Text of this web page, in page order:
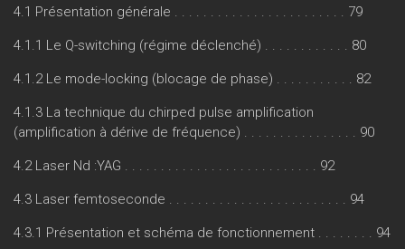
4.1 Présentation générale . . . . . . . . . . . . . . . . . . . . . . . . 79
4.1.1 Le Q-switching (régime déclenché) . . . . . . . . . . . . 80
4.1.2 Le mode-locking (blocage de phase) . . . . . . . . . . . 82
4.1.3 La technique du chirped pulse amplification
(amplification à dérive de fréquence) . . . . . . . . . . . . . . . . 90
4.2 Laser Nd :YAG . . . . . . . . . . . . . . . . . . . . . . . . . . . 92
4.3 Laser femtoseconde . . . . . . . . . . . . . . . . . . . . . . . . . 94
4.3.1 Présentation et schéma de fonctionnement . . . . . . . . 94